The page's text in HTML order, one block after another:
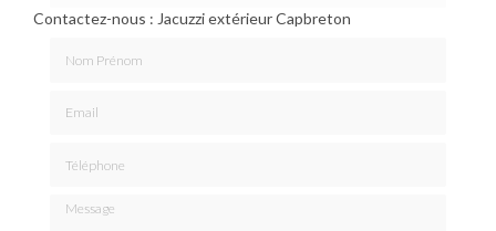
Contactez-nous : Jacuzzi extérieur Capbreton
Message